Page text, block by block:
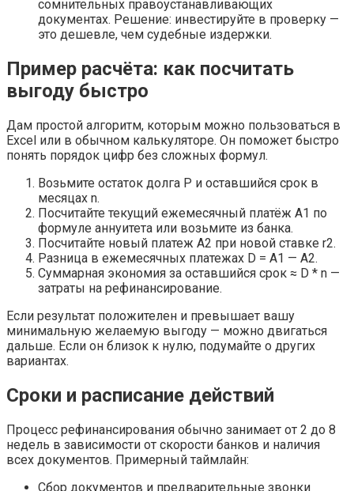
сомнительных правоустанавливающих
документах. Решение: инвестируйте в проверку —
это дешевле, чем судебные издержки.
Пример расчёта: как посчитать
выгоду быстро
Дам простой алгоритм, которым можно пользоваться в
Excel или в обычном калькуляторе. Он поможет быстро
понять порядок цифр без сложных формул.
Возьмите остаток долга P и оставшийся срок в
месяцах n.
Посчитайте текущий ежемесячный платёж A1 по
формуле аннуитета или возьмите из банка.
Посчитайте новый платеж A2 при новой ставке r2.
Разница в ежемесячных платежах D = A1 — A2.
Суммарная экономия за оставшийся срок ≈ D * n —
затраты на рефинансирование.
Если результат положителен и превышает вашу
минимальную желаемую выгоду — можно двигаться
дальше. Если он близок к нулю, подумайте о других
вариантах.
Сроки и расписание действий
Процесс рефинансирования обычно занимает от 2 до 8
недель в зависимости от скорости банков и наличия
всех документов. Примерный таймлайн:
Сбор документов и предварительные звонки